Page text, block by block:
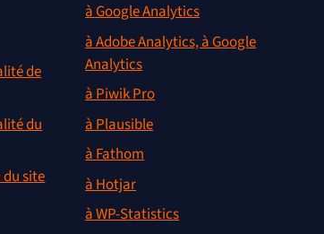
de
du
site
à Google Analytics
à Adobe Analytics, à Google
Analytics
à Piwik Pro
à Plausible
à Fathom
à Hotjar
à WP-Statistics